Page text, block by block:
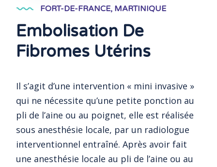
FORT-DE-FRANCE, MARTINIQUE
Embolisation De
Fibromes Utérins
Il s’agit d’une intervention « mini invasive »
qui ne nécessite qu’une petite ponction au
pli de l’aine ou au poignet, elle est réalisée
sous anesthésie locale, par un radiologue
interventionnel entraîné. Après avoir fait
une anesthésie locale au pli de l’aine ou au